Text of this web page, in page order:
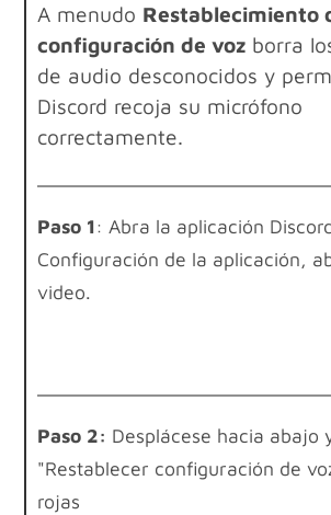
A menudo Restablecimiento
configuración de voz borra
de audio desconocidos y
Discord recoja su micrófono
correctamente.
Paso 1: Abra la aplicación
Configuración de la aplicación,
video.
Paso 2: Desplácese hacia abajo
"Restablecer configuración de
rojas